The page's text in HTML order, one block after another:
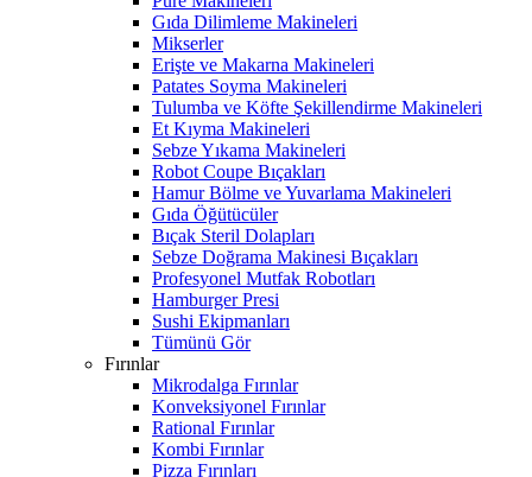
Gıda Dilimleme Makineleri
Mikserler
Erişte ve Makarna Makineleri
Patates Soyma Makineleri
Tulumba ve Köfte Şekillendirme Makineleri
Et Kıyma Makineleri
Sebze Yıkama Makineleri
Robot Coupe Bıçakları
Hamur Bölme ve Yuvarlama Makineleri
Gıda Öğütücüler
Bıçak Steril Dolapları
Sebze Doğrama Makinesi Bıçakları
Profesyonel Mutfak Robotları
Hamburger Presi
Sushi Ekipmanları
Tümünü Gör
Fırınlar
Mikrodalga Fırınlar
Konveksiyonel Fırınlar
Rational Fırınlar
Kombi Fırınlar
Pizza Fırınları